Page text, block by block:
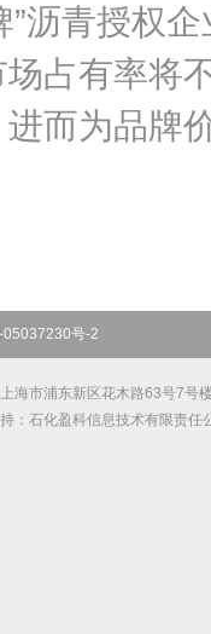
”沥青授权
占有率将
而为品牌
05037230号-2
海市浦东新区花木路63号7
：石化盈科信息技术有限责任